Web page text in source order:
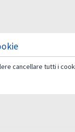
cancellare tutti i